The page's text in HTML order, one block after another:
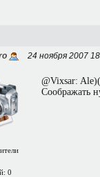
24 ноября 2007
0
@Vixsar:
Соображать